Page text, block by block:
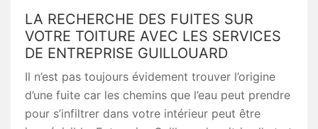
LA RECHERCHE DES FUITES SUR
VOTRE TOITURE AVEC LES SERVICES
DE ENTREPRISE GUILLOUARD
Il n’est pas toujours évidement trouver l’origine
d’une fuite car les chemins que l’eau peut prendre
pour s’infiltrer dans votre intérieur peut être